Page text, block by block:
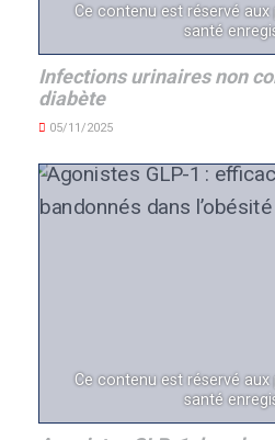
Ce contenu est réservé
santé
Infections urinaires non
diabète
05/11/2025
Ce contenu est réservé
santé